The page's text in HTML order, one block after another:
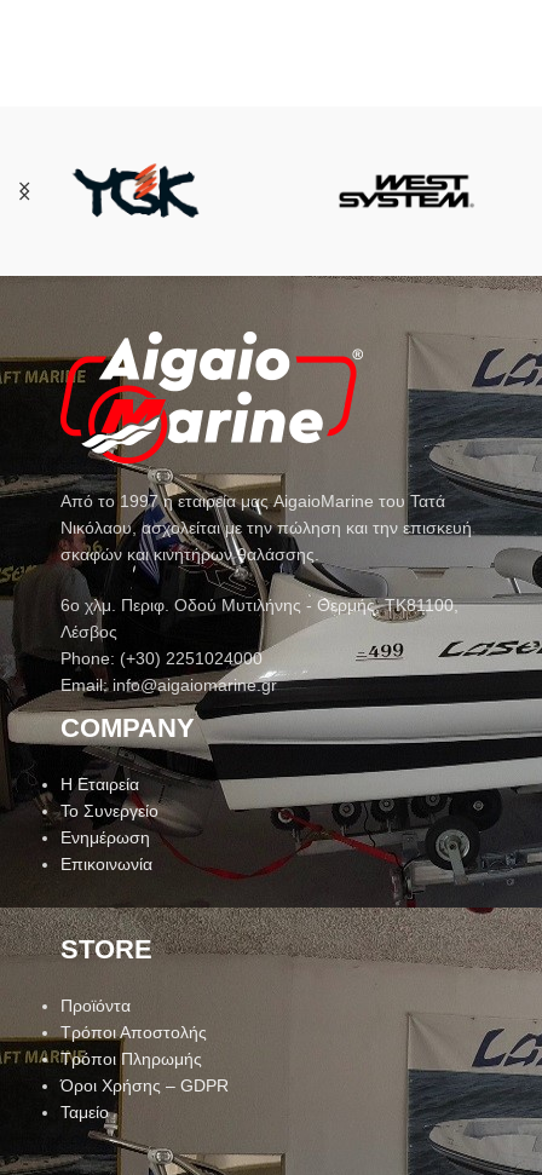
Από το 1997 η εταιρεία μας AigaioMarine του Τατά
Νικόλαου, ασχολείται με την πώληση και την επισκευή
σκαφών και κινητήρων θαλάσσης.
6o χλμ. Περιφ. Οδού Μυτιλήνης - Θερμής, ΤΚ81100,
Λέσβος
Phone: (+30) 2251024000
Email: info@aigaiomarine.gr
COMPANY
Η Εταιρεία
Το Συνεργείο
Ενημέρωση
Επικοινωνία
STORE
Προϊόντα
Τρόποι Αποστολής
Τρόποι Πληρωμής
Όροι Χρήσης – GDPR
Ταμείο